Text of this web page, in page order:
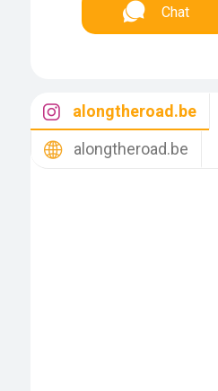
Chat
alongtheroad.be
alongtheroad.be